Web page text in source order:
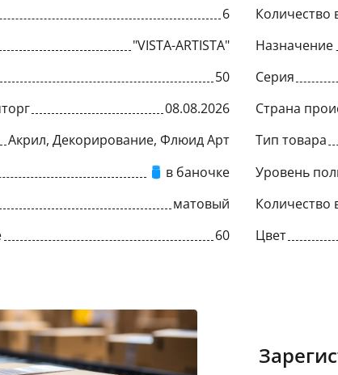
6 Количество
"VISTA-ARTISTA" Назначение
50 Серия
08.08.2026 Страна
Акрил, Декорирование, Флюид Арт Тип товара
в баночке Уровень
матовый Количество
60 Цвет